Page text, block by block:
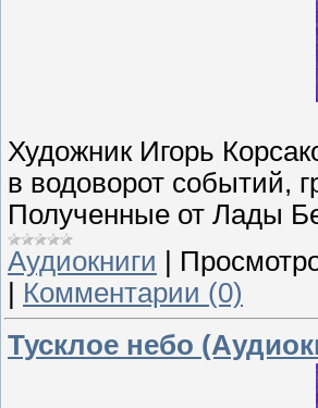
Художник Игорь
в водоворот событий,
Полученные от Лады
Аудиокниги
Комментарии (0)
Тусклое небо